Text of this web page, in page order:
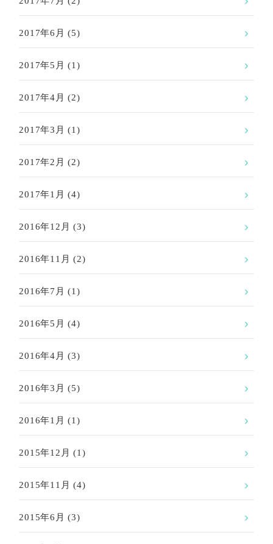
2017年6月 (5)
2017年5月 (1)
2017年4月 (2)
2017年3月 (1)
2017年2月 (2)
2017年1月 (4)
2016年12月 (3)
2016年11月 (2)
2016年7月 (1)
2016年5月 (4)
2016年4月 (3)
2016年3月 (5)
2016年1月 (1)
2015年12月 (1)
2015年11月 (4)
2015年6月 (3)